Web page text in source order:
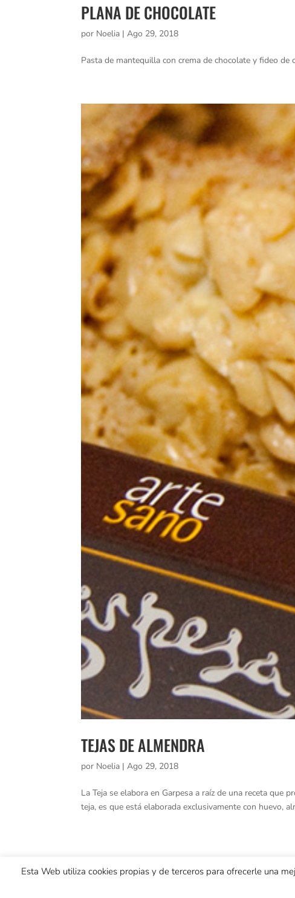
PLANA DE CHOCOLATE
por Noelia |Ago 29, 2018
Pasta de mantequilla con crema de chocolate y fideo de
TEJAS DE ALMENDRA
por Noelia |Ago 29, 2018
La Teja se elabora en Garpesa a raíz de una receta que
teja, es que está elaborada exclusivamente con huevo,
Esta Web utiliza cookies propias y de terceros para ofrecerle una